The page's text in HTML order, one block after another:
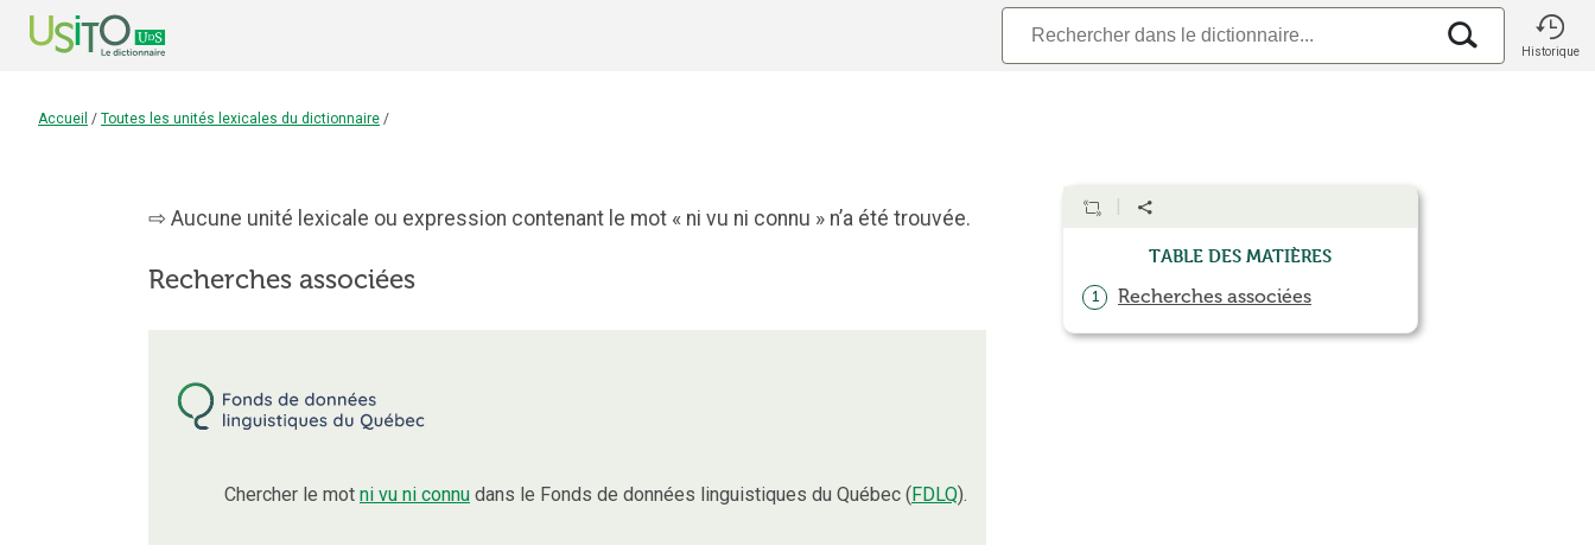
Historique
Accueil / Toutes les unités lexicales du dictionnaire /
Aucune unité lexicale ou expression contenant le mot « ni vu ni connu » n’a été trouvée.
Recherches associées
Chercher le mot ni vu ni connu dans le Fonds de données linguistiques du Québec (FDLQ).
Table des matières
1 Recherches associées